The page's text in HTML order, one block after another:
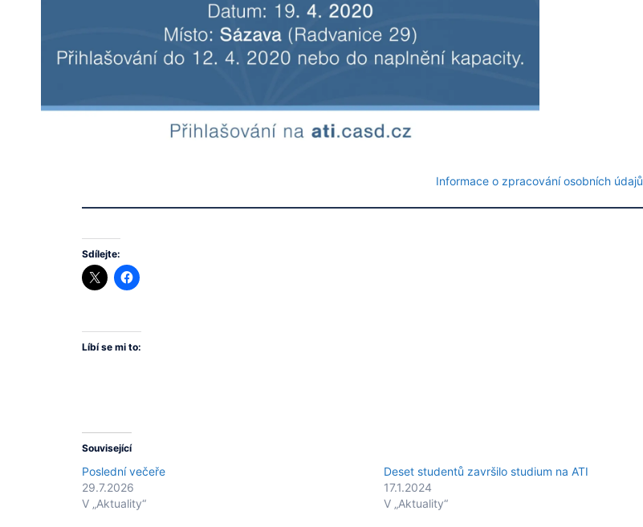
Informace o zpracování osobních údajů
Sdílejte:
Líbí se mi to:
Související
Poslední večeře
29.7.2026
V „Aktuality“
Deset studentů završilo studium na ATI
17.1.2024
V „Aktuality“